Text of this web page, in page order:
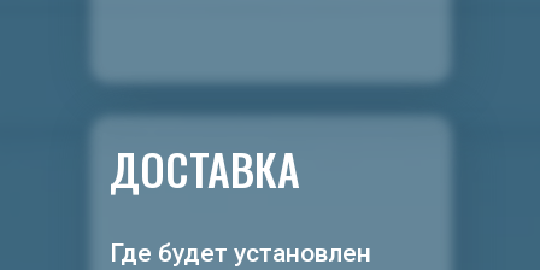
Где будет установлен
ДОСТАВКА